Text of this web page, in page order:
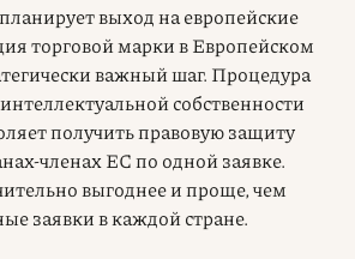
выход на европейские
торговой марки в Европейском
важный шаг. Процедура
собственности
получить правовую защиту
членах ЕС по одной заявке.
выгоднее и проще, чем
заявки в каждой стране.